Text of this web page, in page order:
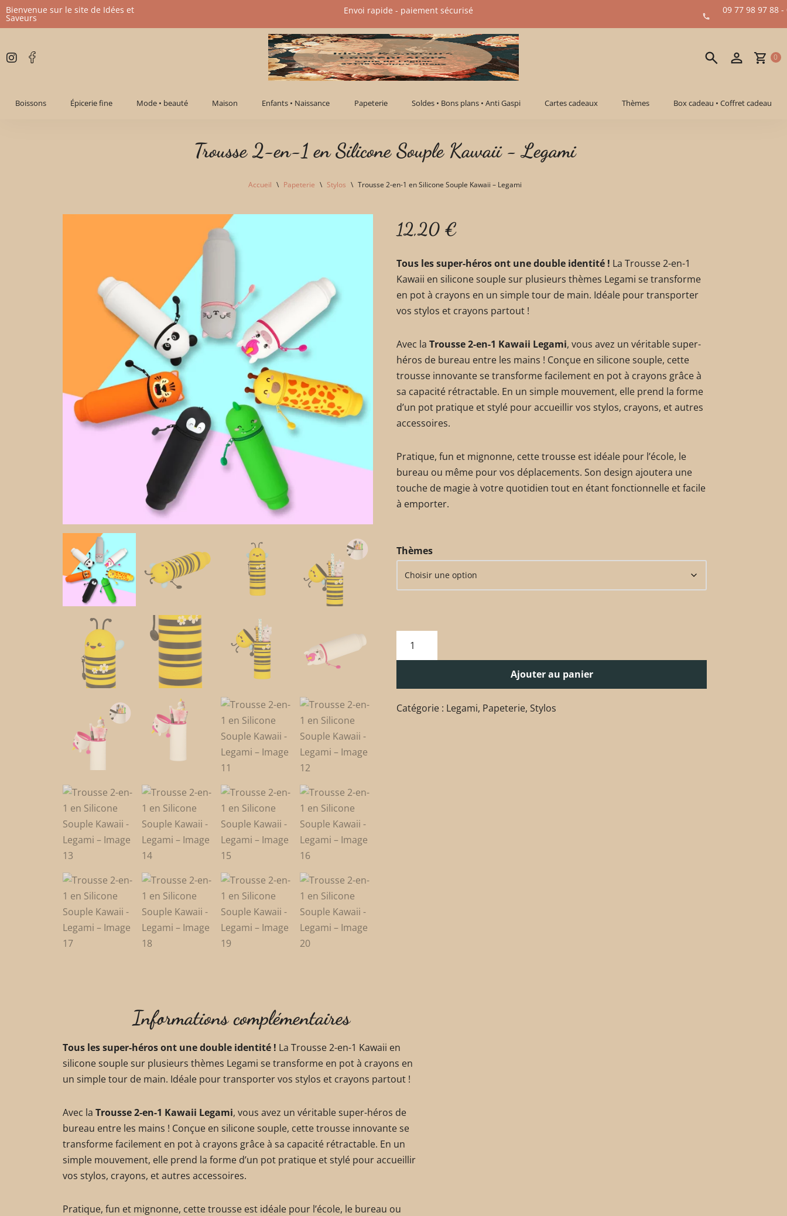
Aller
contenu
Bienvenue sur le site de Idées et
Saveurs
09 77 98 97 88 -
Envoi rapide - paiement sécurisé​
0
Boissons Épicerie fine Mode • beauté Maison Enfants • Naissance Papeterie Soldes • Bons plans • Anti Gaspi Cartes cadeaux Thèmes Box cadeau • Coffret cadeau
Trousse 2-en-1 en Silicone Souple Kawaii - Legami
Accueil \ Papeterie \ Stylos \ Trousse 2-en-1 en Silicone Souple Kawaii – Legami
12,20 €
Tous les super-héros ont une double identité ! La Trousse 2-en-1
Kawaii en silicone souple sur plusieurs thèmes Legami se transforme
en pot à crayons en un simple tour de main. Idéale pour transporter
vos stylos et crayons partout !
Avec la Trousse 2-en-1 Kawaii Legami, vous avez un véritable super-
héros de bureau entre les mains ! Conçue en silicone souple, cette
trousse innovante se transforme facilement en pot à crayons grâce à
sa capacité rétractable. En un simple mouvement, elle prend la forme
d’un pot pratique et stylé pour accueillir vos stylos, crayons, et autres
accessoires.
Pratique, fun et mignonne, cette trousse est idéale pour l’école, le
bureau ou même pour vos déplacements. Son design ajoutera une
touche de magie à votre quotidien tout en étant fonctionnelle et facile
à emporter.
Thèmes
Ajouter au panier
Catégorie : Legami, Papeterie, Stylos
Informations complémentaires
Tous les super-héros ont une double identité ! La Trousse 2-en-1 Kawaii en
silicone souple sur plusieurs thèmes Legami se transforme en pot à crayons en
un simple tour de main. Idéale pour transporter vos stylos et crayons partout !
Avec la Trousse 2-en-1 Kawaii Legami, vous avez un véritable super-héros de
bureau entre les mains ! Conçue en silicone souple, cette trousse innovante se
transforme facilement en pot à crayons grâce à sa capacité rétractable. En un
simple mouvement, elle prend la forme d’un pot pratique et stylé pour accueillir
vos stylos, crayons, et autres accessoires.
Pratique, fun et mignonne, cette trousse est idéale pour l’école, le bureau ou